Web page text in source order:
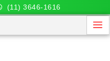
(11) 3646-1616